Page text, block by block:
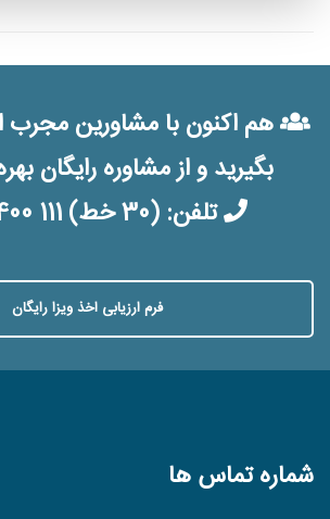
هم اکنون با مشاورین مجرب
بگیرید و از مشاوره رایگان
تلفن: (30 خط) 021 71 400 111
فرم ارزیابی اخذ ویزا رایگان
شماره تماس ها